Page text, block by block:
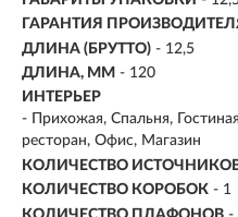
ГАРАНТИЯ
ДЛИНА (БРУТТО) - 12,5
ДЛИНА, ММ - 120
ИНТЕРЬЕР
- Прихожая, Спальня,
ресторан, Офис, Магазин
КОЛИЧЕСТВО
КОЛИЧЕСТВО КОРОБОК - 1